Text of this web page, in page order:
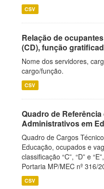
CSV
Relação de
(CD), função
Nome dos servidores,
cargo/função.
CSV
Quadro de
Administrativos em
Quadro de Cargos
Educação, ocupados e
classificação “C”, “D” e
Portaria MP/MEC nº 316/
CSV